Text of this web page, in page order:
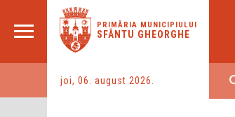
PRIMĂRIA MUNICIPIULUI
SFÂNTU GHEORGHE
joi, 06. august 2026.